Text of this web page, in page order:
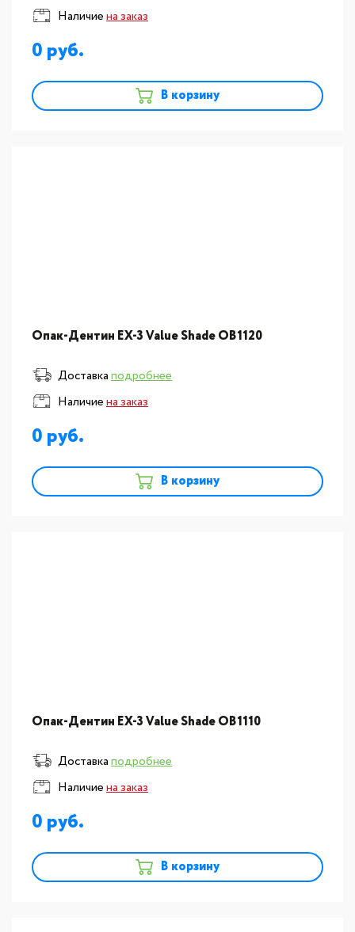
Наличиена заказ
0
В корзину
Опак-Дентин EX-3 Value Shade OB1120
Доставкаподробнее
Наличиена заказ
0
В корзину
Опак-Дентин EX-3 Value Shade OB1110
Доставкаподробнее
Наличиена заказ
0
В корзину